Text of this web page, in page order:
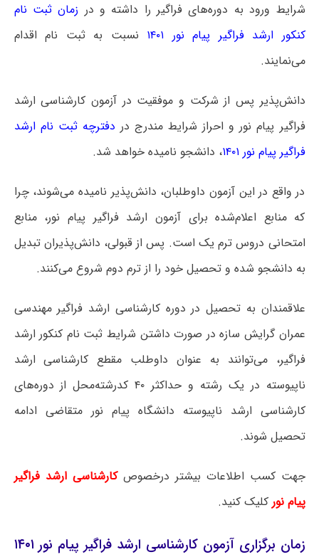
شرایط ورود به دوره‌های فراگیر را داشته و در زمان ثبت نام
کنکور ارشد فراگیر پیام نور ۱۴۰۱
نسبت به ثبت نام اقدام
می‌نمایند.
دانش‌پذیر پس از شرکت و موفقیت در آزمون کارشناسی ارشد
فراگیر پیام نور و احراز شرایط مندرج در دفترچه ثبت نام ارشد
فراگیر پیام نور ۱۴۰۱
، دانشجو نامیده خواهد شد.
در واقع در این آزمون داوطلبان، دانش‌پذیر نامیده می‌شوند، چرا
که منابع اعلام‌شده برای آزمون ارشد فراگیر پیام نور، منابع
امتحانی دروس ترم یک است. پس از قبولی، دانش‌پذیران تبدیل
به دانشجو شده و تحصیل خود را از ترم دوم شروع می‌کنند.
علاقمندان به تحصیل در دوره کارشناسی ارشد فراگیر مهندسی
عمران گرایش سازه در صورت داشتن شرایط ثبت نام کنکور ارشد
فراگیر، می‌توانند به عنوان داوطلب مقطع کارشناسی ارشد
ناپیوسته در یک رشته و حداکثر ۴۰ کدرشته‌محل از دوره‌های
کارشناسی ارشد ناپیوسته دانشگاه پیام نور متقاضی ادامه
تحصیل شوند.
جهت کسب اطلاعات بیشتر درخصوص کارشناسی ارشد فراگیر
پیام نورکلیک کنید.
زمان برگزاری آزمون کارشناسی ارشد فراگیر پیام نور ۱۴۰۱